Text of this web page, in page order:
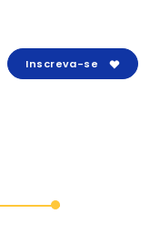
Inscreva-se